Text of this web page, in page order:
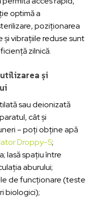
optimă a
poziționarea
și vibrațiile reduse sunt
zilnică.
și
sau deionizată
cât și
– poți obține apă
Droppy-S;
lasă spațiu între
aburului;
de funcționare (teste
biologici);